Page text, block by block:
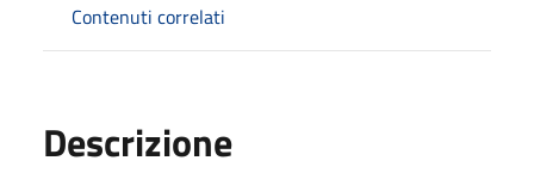
Contenuti correlati
Descrizione